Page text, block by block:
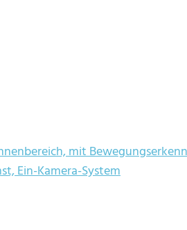
mit
Ein-Kamera-System